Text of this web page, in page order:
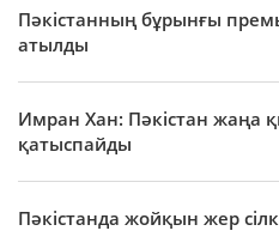
Пәкістанның бұрынғы
атылды
Имран Хан: Пәкістан жаңа
қатыспайды
Пәкістанда жойқын жер